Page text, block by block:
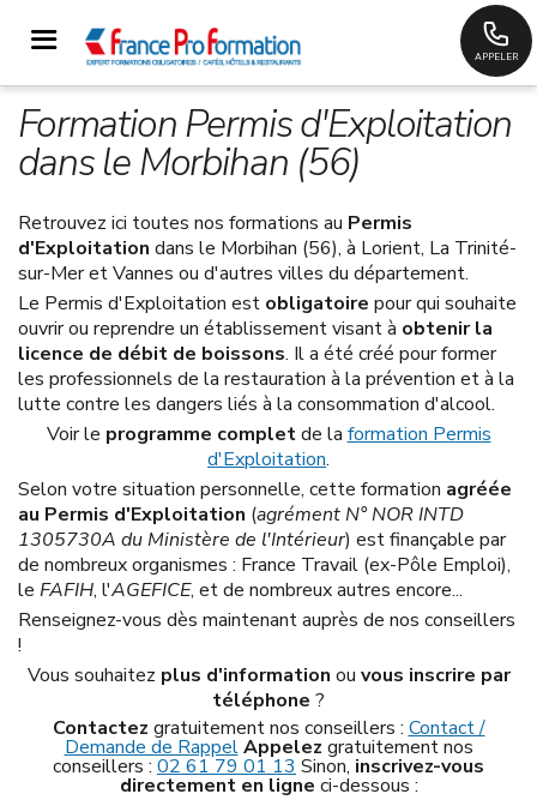
APPELER
Formation Permis d'Exploitation
dans le Morbihan (56)
Retrouvez ici toutes nos formations au Permis
d'Exploitation dans le Morbihan (56), à Lorient, La Trinité-
sur-Mer et Vannes ou d'autres villes du département.
Le Permis d'Exploitation est obligatoire pour qui souhaite
ouvrir ou reprendre un établissement visant à obtenir la
licence de débit de boissons. Il a été créé pour former
les professionnels de la restauration à la prévention et à la
lutte contre les dangers liés à la consommation d'alcool.
Voir le programme completde la formation Permis
d'Exploitation.
Selon votre situation personnelle, cette formation agréée
au Permis d'Exploitation (agrément N° NOR INTD
1305730A du Ministère de l'Intérieur) est finançable par
de nombreux organismes : France Travail (ex-Pôle Emploi),
le FAFIH, l'AGEFICE, et de nombreux autres encore...
Renseignez-vous dès maintenant auprès de nos conseillers
!
Vous souhaitez plus d'information ou vous inscrire par
téléphone ?
Contactez gratuitement nos conseillers : Contact /
Demande de Rappel Appelez gratuitement nos
conseillers : 02 61 79 01 13 Sinon, inscrivez-vous
directement en ligne ci-dessous :